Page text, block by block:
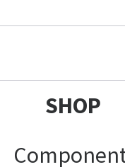
SHOP